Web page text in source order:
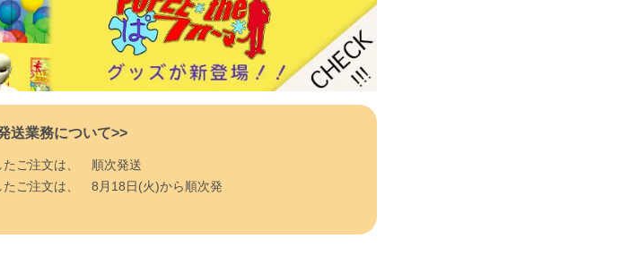
送業務について>>
ご注文は、
順次発送
ご注文は、
8月18日(火)から順次発